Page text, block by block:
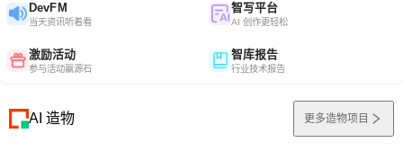
DevFM
当天资讯听着看
智写平台
AI 创作更轻松
激励活动
参与活动赢源石
智库报告
行业技术报告
AI 造物 更多造物项目